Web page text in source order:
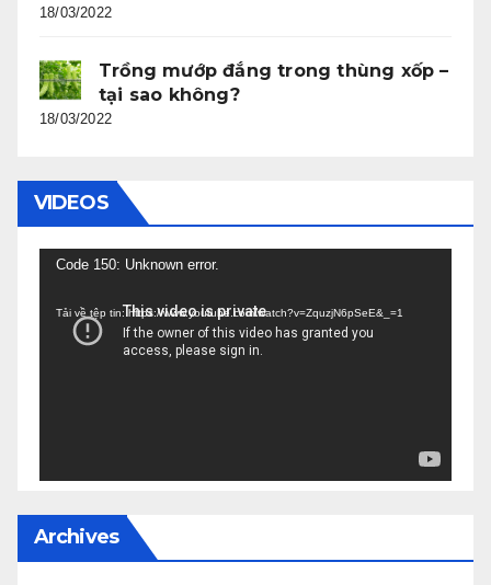
18/03/2022
Trồng mướp đắng trong thùng xốp –
tại sao không?
18/03/2022
VIDEOS
Trình
Video
Code 150: Unknown error.
Tải về tệp tin: https://www.youtube.com/watch?v=ZquzjN6pSeE&_=1
Archives